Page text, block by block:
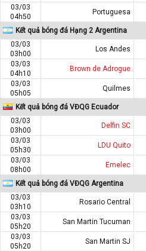
03/03
04h50
Portuguesa
Kết quả bóng đá Hạng 2 Argentina
03/03
03h00
Los Andes
03/03
04h10
Brown de Adrogue
03/03
05h05
Quilmes
Kết quả bóng đá VĐQG Ecuador
03/03
03h00
Delfin SC
03/03
05h30
LDU Quito
03/03
08h00
Emelec
Kết quả bóng đá VĐQG Argentina
03/03
03h10
Rosario Central
03/03
05h20
San Martin Tucuman
03/03
05h20
San Martin SJ